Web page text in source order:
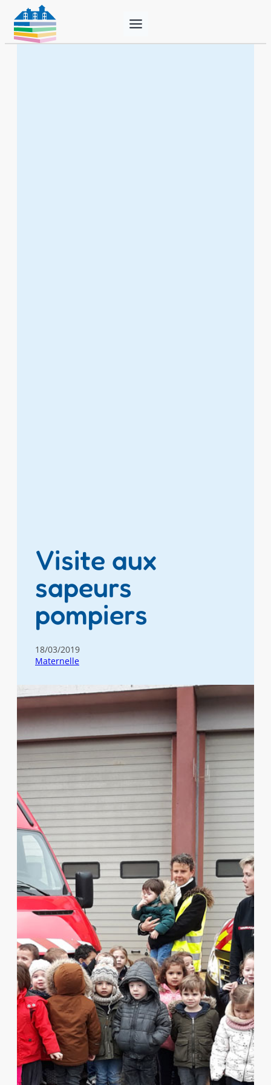
Visite aux
sapeurs
pompiers
18/03/2019
Maternelle